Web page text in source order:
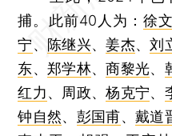
捕。此前40人为： 徐
宁、 陈继兴、姜杰、刘
东、郑学林、商黎光、
红力、周政、杨克宁、
钟自然、 彭国甫、戴道